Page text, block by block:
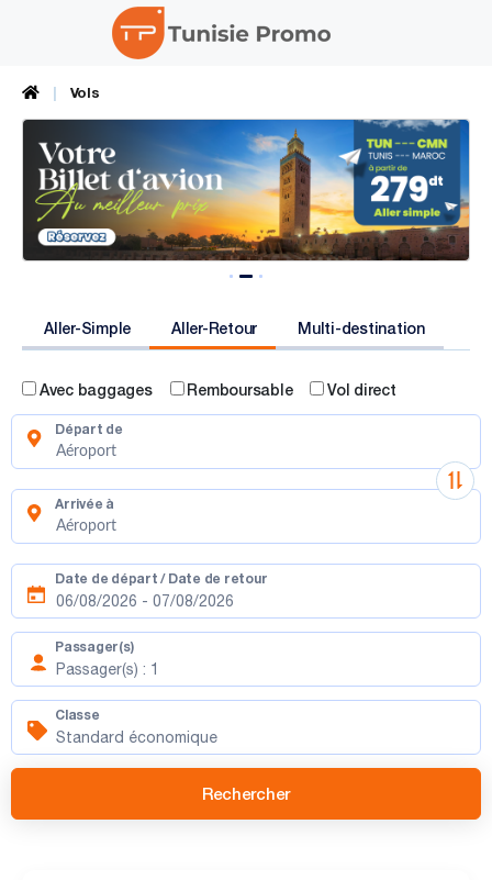
Vols
Aller-Simple Aller-Retour Multi-destination
Avec baggages Remboursable Vol direct
Départ de
Arrivée à
Date de départ / Date de retour
Passager(s)
Classe
Rechercher